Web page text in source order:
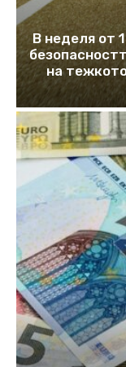
В неделя от
на